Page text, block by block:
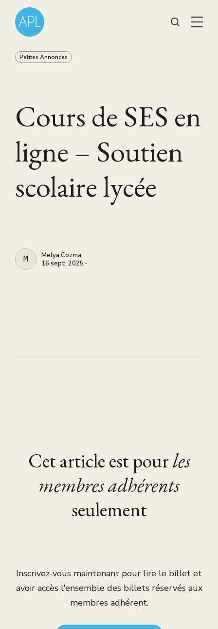
Petites Annonces
Cours de SES en
ligne – Soutien
scolaire lycée
MELYA COZMA
Melya Cozma
16 sept. 2025 ∙
Cet article est pourles
membres adhérents
seulement
Inscrivez-vous maintenant pour lire le billet et
avoir accès l'ensemble des billets réservés aux
membres adhérent.